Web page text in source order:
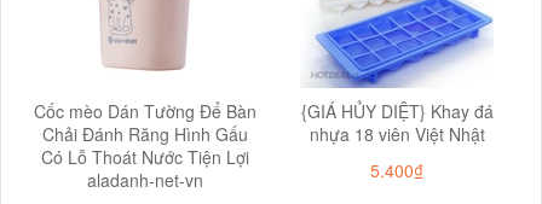
Cốc mèo Dán Tường Để Bàn
Chải Đánh Răng Hình Gấu
Có Lỗ Thoát Nước Tiện Lợi
aladanh-net-vn
{GIÁ HỦY DIỆT} Khay đá
nhựa 18 viên Việt Nhật
5.400₫